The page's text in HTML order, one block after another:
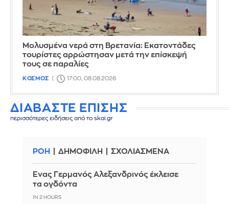
Μολυσμένα νερά στη Βρετανία: Εκατοντάδες
τουρίστες αρρώστησαν μετά την επίσκεψή
τους σε παραλίες
ΚΟΣΜΟΣ 17:00, 08.08.2026
ΔΙΑΒΑΣΤΕ ΕΠΙΣΗΣ
περισσότερες ειδήσεις από το skai.gr
ΡΟΗ ΔΗΜΟΦΙΛΗ ΣΧΟΛΙΑΣΜΕΝΑ
Ένας Γερμανός Αλεξανδρινός έκλεισε
τα ογδόντα
IN 2 HOURS